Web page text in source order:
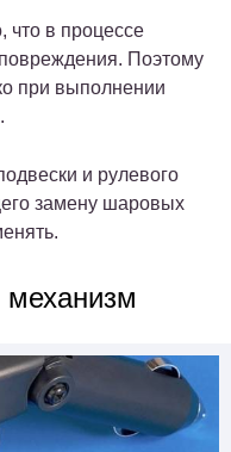
что в процессе
Поэтому
при выполнении
и рулевого
замену шаровых